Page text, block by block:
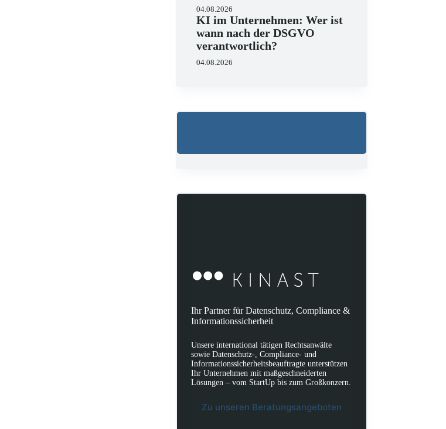
04.08.2026
KI im Unternehmen: Wer ist
wann nach der DSGVO
verantwortlich?
04.08.2026
Ihr Partner für Datenschutz, Compliance &
Informationssicherheit
Unsere international tätigen Rechtsanwälte
sowie Datenschutz-, Compliance- und
Informationssicherheitsbeauftragte unterstützen
Ihr Unternehmen mit maßgeschneiderten
Lösungen – vom StartUp bis zum Großkonzern.
Zu unseren Beratungsangeboten